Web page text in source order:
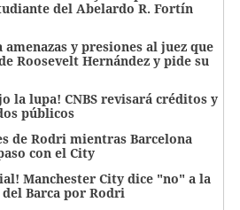
del Abelardo R. Fortín
amenazas y presiones al juez que
Roosevelt Hernández y pide su
la lupa! CNBS revisará créditos y
públicos
de Rodri mientras Barcelona
con el City
Manchester City dice "no" a la
Barca por Rodri